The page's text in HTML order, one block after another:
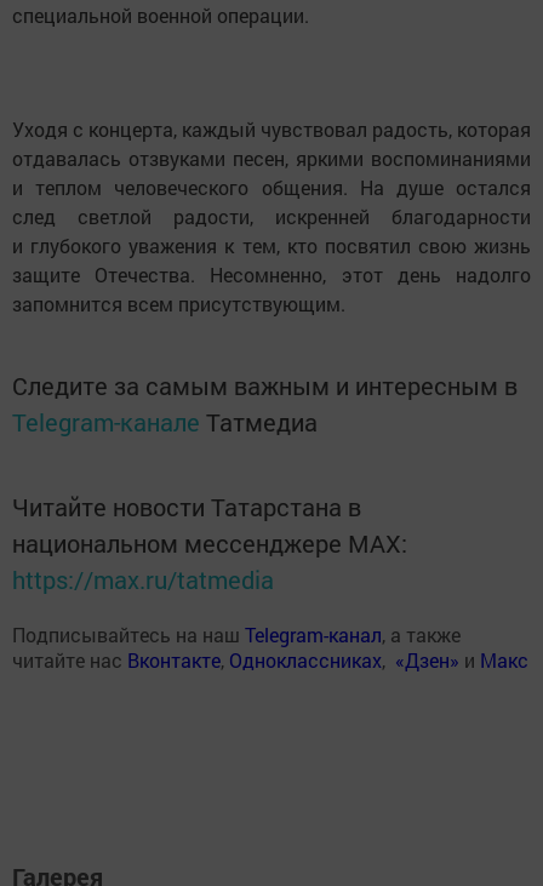
специальной военной операции.
Уходя с концерта, каждый чувствовал радость, которая
отдавалась отзвуками песен, яркими воспоминаниями
и теплом человеческого общения. На душе остался
след светлой радости, искренней благодарности
и глубокого уважения к тем, кто посвятил свою жизнь
защите Отечества. Несомненно, этот день надолго
запомнится всем присутствующим.
Следите за самым важным и интересным в
Telegram-канале Татмедиа
Читайте новости Татарстана в
национальном мессенджере MАХ:
https://max.ru/tatmedia
Подписывайтесь на наш Telegram-канал, а также
читайте нас Вконтакте, Одноклассниках, «Дзен» и Макс
Галерея